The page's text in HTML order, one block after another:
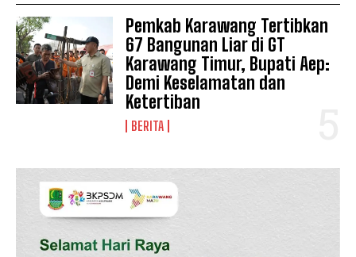
Pemkab Karawang Tertibkan
67 Bangunan Liar di GT
Karawang Timur, Bupati Aep:
Demi Keselamatan dan
Ketertiban
BERITA